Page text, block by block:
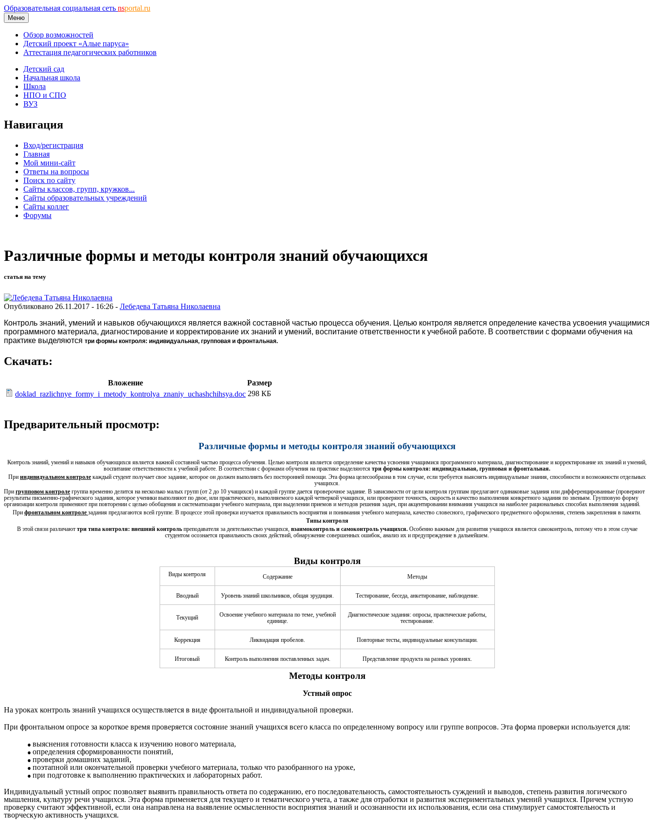
Образовательная социальная сеть nsportal.ru
Меню
Обзор возможностей
Детский проект «Алые паруса»
Аттестация педагогических работников
Детский сад
Начальная школа
Школа
НПО и СПО
ВУЗ
Навигация
Вход/регистрация
Главная
Мой мини-сайт
Ответы на вопросы
Поиск по сайту
Сайты классов, групп, кружков...
Сайты образовательных учреждений
Сайты коллег
Форумы
Различные формы и методы контроля знаний обучающихся
статья на тему
Опубликовано 26.11.2017 - 16:26 - Лебедева Татьяна Николаевна
Контроль знаний, умений и навыков обучающихся является важной составной частью процесса обучения. Целью контроля является определение качества усвоения учащимися
программного материала, диагностирование и корректирование их знаний и умений, воспитание ответственности к учебной работе. В соответствии с формами обучения на
практике выделяются три формы контроля: индивидуальная, групповая и фронтальная.
Скачать:
Вложение
Размер
doklad_razlichnye_formy_i_metody_kontrolya_znaniy_uchashchihsya.doc 298 КБ
Предварительный просмотр:
Различные формы и методы контроля знаний обучающихся
Контроль знаний, умений и навыков обучающихся является важной составной частью процесса обучения. Целью контроля является определение качества усвоения учащимися программного материала, диагностирование и корректирование их знаний и умений,
воспитание ответственности к учебной работе. В соответствии с формами обучения на практике выделяются три формы контроля: индивидуальная, групповая и фронтальная.
При индивидуальном контроле каждый студент получает свое задание, которое он должен выполнять без посторонней помощи. Эта форма целесообразна в том случае, если требуется выяснять индивидуальные знания, способности и возможности отдельных
учащихся.
При групповом контроле группа временно делится на несколько малых групп (от 2 до 10 учащихся) и каждой группе дается проверочное задание. В зависимости от цели контроля группам предлагают одинаковые задания или дифференцированные (проверяют
результаты письменно-графического задания, которое ученики выполняют по двое, или практического, выполняемого каждой четверкой учащихся, или проверяют точность, скорость и качество выполнения конкретного задания по звеньям. Групповую форму
организации контроля применяют при повторении с целью обобщения и систематизации учебного материала, при выделении приемов и методов решения задач, при акцентировании внимания учащихся на наиболее рациональных способах выполнения заданий.
При фронтальном контроле задания предлагаются всей группе. В процессе этой проверки изучается правильность восприятия и понимания учебного материала, качество словесного, графического предметного оформления, степень закрепления в памяти.
Типы контроля
В этой связи различают три типа контроля: внешний контрольпреподавателя за деятельностью учащихся, взаимоконтроль и самоконтроль учащихся.Особенно важным для развития учащихся является самоконтроль, потому что в этом случае
студентом осознается правильность своих действий, обнаружение совершенных ошибок, анализ их и предупреждение в дальнейшем.
Виды контроля
Виды контроля Содержание Методы
Вводный Уровень знаний школьников, общая эрудиция. Тестирование, беседа, анкетирование, наблюдение.
Текущий
Освоение учебного материала по теме, учебной
единице.
Диагностические задания: опросы, практические работы,
тестирование.
Коррекция Ликвидация пробелов. Повторные тесты, индивидуальные консультации.
Итоговый Контроль выполнения поставленных задач. Представление продукта на разных уровнях.
Методы контроля
Устный опрос
На уроках контроль знаний учащихся осуществляется в виде фронтальной и индивидуальной проверки.
При фронтальном опросе за короткое время проверяется состояние знаний учащихся всего класса по определенному вопросу или группе вопросов. Эта форма проверки используется для:
выяснения готовности класса к изучению нового материала,
определения сформированности понятий,
проверки домашних заданий,
поэтапной или окончательной проверки учебного материала, только что разобранного на уроке,
при подготовке к выполнению практических и лабораторных работ.
Индивидуальный устный опрос позволяет выявить правильность ответа по содержанию, его последовательность, самостоятельность суждений и выводов, степень развития логического
мышления, культуру речи учащихся. Эта форма применяется для текущего и тематического учета, а также для отработки и развития экспериментальных умений учащихся. Причем устную
проверку считают эффективной, если она направлена на выявление осмысленности восприятия знаний и осознанности их использования, если она стимулирует самостоятельность и
творческую активность учащихся.